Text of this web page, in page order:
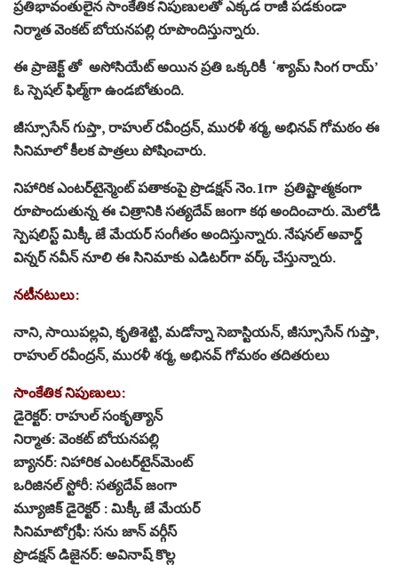
ప్ర‌తిభావంతులైన సాంకేతిక నిపుణులతో ఎక్కడ రాజీ పడకుండా
నిర్మాత వెంకట్‌ బోయనపల్లి రూపొందిస్తున్నారు.
ఈ ప్రాజెక్ట్ తో అసోసియేట్‌ అయిన ప్ర‌తి ఒక్క‌రికీ ‘శ్యామ్‌ సింగ రాయ్‌’
ఓ స్పెషల్‌ ఫిల్మ్‌గా ఉండబోతుంది.
జీస్సూసేన్‌ గుప్తా, రాహుల్‌ రవీంద్రన్, మురళీ శర్మ, అభినవ్‌ గోమఠం ఈ
సినిమాలో కీలక పాత్రలు పోషించారు.
నిహారిక ఎంటర్‌టైన్మెంట్ ప‌తాకంపై ప్రొడ‌క్ష‌న్ నెం.1గా ప్రతిష్టాత్మకంగా
రూపొందుతున్న ఈ చిత్రానికి సత్యదేవ్‌ జంగా కథ అందించారు. మెలోడీ
స్పెషలిస్ట్‌ మిక్కీ జే మేయర్ సంగీతం అందిస్తున్నారు. నేష‌న‌ల్ అవార్డ్
విన్న‌ర్ నవీన్‌ నూలి ఈ సినిమాకు ఎడిటర్‌గా వర్క్‌ చేస్తున్నారు.
నటీనటులు:
నాని, సాయిపల్లవి, కృతిశెట్టి, మడోన్నా సెబాస్టియన్, జీస్సూసేన్‌ గుప్తా,
రాహుల్‌ రవీంద్రన్, మురళీ శర్మ, అభినవ్‌ గోమఠం త‌దిత‌రులు
సాంకేతిక నిపుణులు:
డైరెక్టర్‌: రాహుల్‌ సంకృత్యాన్‌
నిర్మాత: వెంకట్‌ బోయనపల్లి
బ్యానర్‌: నిహారిక ఎంటర్‌టైన్‌మెంట్‌
ఒరిజినల్‌ స్టోరీ: సత్యదేవ్‌ జంగా
మ్యూజిక్‌ డైరెక్టర్‌ : మిక్కీ జే మేయర్‌
సినిమాటోగ్రఫీ: స‌ను జాన్‌ వర్గీస్‌
ప్రొడక్షన్‌ డిజైనర్‌: అవినాష్‌ కొల్ల